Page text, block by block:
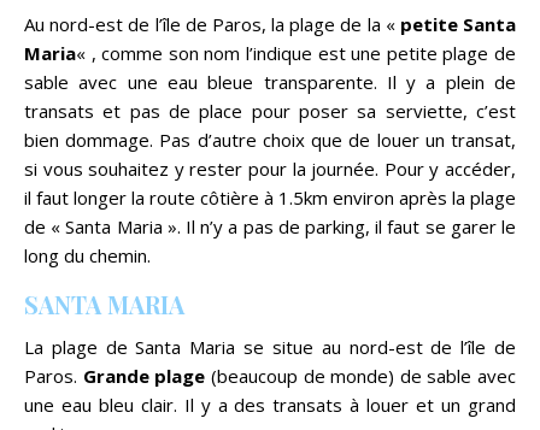
Au nord-est de l’île de Paros, la plage de la « petite Santa
Maria« , comme son nom l’indique est une petite plage de
sable avec une eau bleue transparente. Il y a plein de
transats et pas de place pour poser sa serviette, c’est
bien dommage. Pas d’autre choix que de louer un transat,
si vous souhaitez y rester pour la journée. Pour y accéder,
il faut longer la route côtière à 1.5km environ après la plage
de « Santa Maria ». Il n’y a pas de parking, il faut se garer le
long du chemin.
SANTA MARIA
La plage de Santa Maria se situe au nord-est de l’île de
Paros. Grande plage (beaucoup de monde) de sable avec
une eau bleu clair. Il y a des transats à louer et un grand